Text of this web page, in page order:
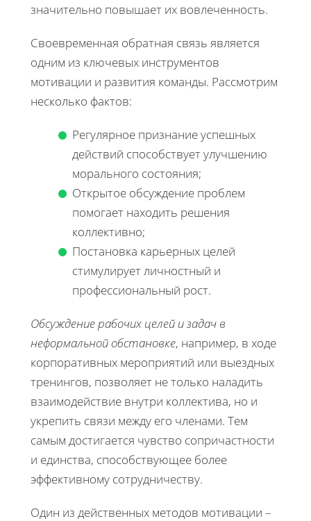
значительно повышает их вовлеченность.
Своевременная обратная связь является
одним из ключевых инструментов
мотивации и развития команды. Рассмотрим
несколько фактов:
Регулярное признание успешных
действий способствует улучшению
морального состояния;
Открытое обсуждение проблем
помогает находить решения
коллективно;
Постановка карьерных целей
стимулирует личностный и
профессиональный рост.
Обсуждение рабочих целей и задач в
неформальной обстановке, например, в ходе
корпоративных мероприятий или выездных
тренингов, позволяет не только наладить
взаимодействие внутри коллектива, но и
укрепить связи между его членами. Тем
самым достигается чувство сопричастности
и единства, способствующее более
эффективному сотрудничеству.
Один из действенных методов мотивации –